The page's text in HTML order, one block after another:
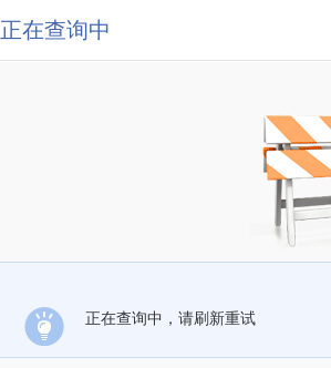
正在查询中
正在查询中，请刷新重试